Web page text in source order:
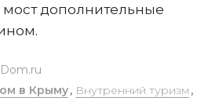
дополнительные
в Крыму, Внутренний туризм ,